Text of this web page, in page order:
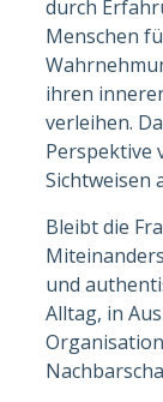
durch
Menschen
ihren
verleihen.
Perspektive
Sichtweisen
Bleibt die
und
Alltag, in